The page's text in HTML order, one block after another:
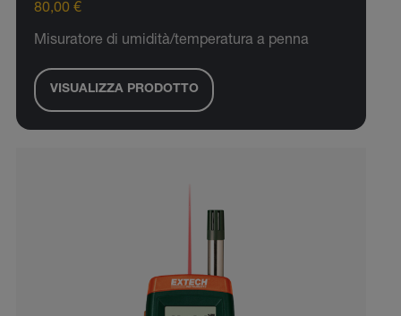
80,00 €
Misuratore di umidità/temperatura a penna
VISUALIZZA PRODOTTO